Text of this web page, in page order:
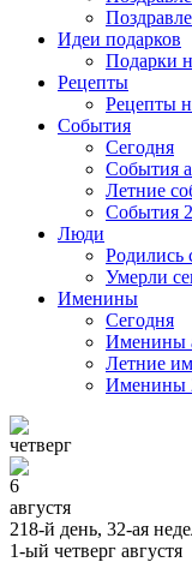
Идеи подарков
Подарки
Рецепты
Рецепты
События
Cегодня
События
Летние
События
Люди
Родились
Умерли
Именины
Cегодня
Именины
Летние
Именины
четверг
6
августя
218-й день, 32-ая
1-ый четверг августя